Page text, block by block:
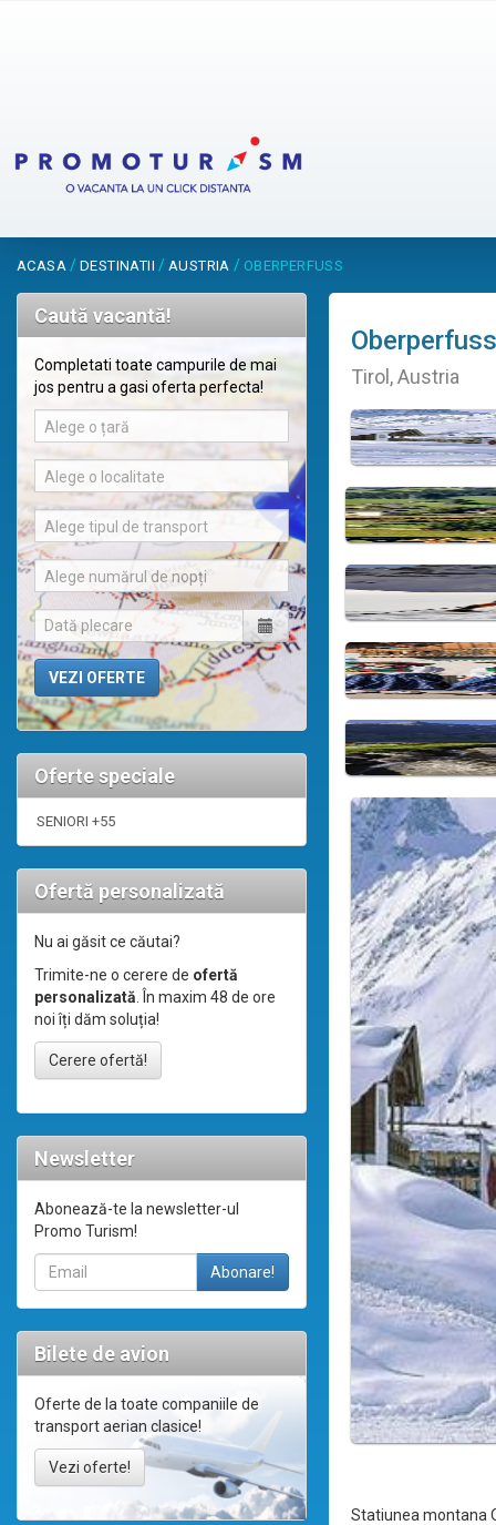
ACASA / DESTINATII / AUSTRIA / OBERPERFUSS
Caută vacantă!
Completati toate campurile de mai
jos pentru a gasi oferta perfecta!
Alege o țară
Alege o localitate
Alege tipul de transport
Alege numărul de nopți
Oferte speciale
SENIORI +55
Ofertă personalizată
Nu ai găsit ce căutai?
Trimite-ne o cerere de ofertă
personalizată. În maxim 48 de ore
noi îți dăm soluția!
Cerere ofertă!
Newsletter
Abonează-te la newsletter-ul
Promo Turism!
Bilete de avion
Oferte de la toate companiile de
transport aerian clasice!
Vezi oferte!
Oberperfuss
Tirol, Austria
Statiunea montana